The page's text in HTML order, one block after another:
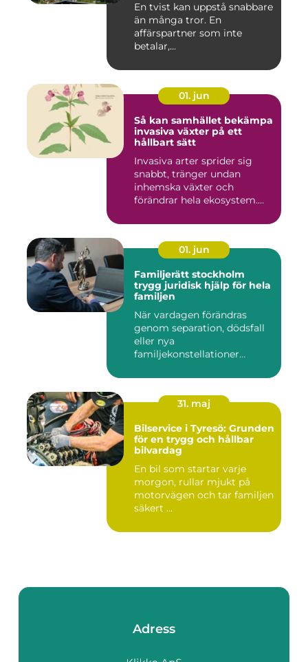
En tvist kan uppstå snabbare
än många tror. En
affärspartner som inte
betalar,...
01. jun
Så kan samhället bekämpa
invasiva växter på ett
hållbart sätt
Invasiva arter sprider sig
snabbt, tränger undan
inhemska växter och
förändrar hela ekosystem.
01. jun
Familjerätt stockholm
trygg juridisk hjälp för hela
familjen
När vardagen förändras
genom separation, dödsfall
eller nya
familjekonstellationer
31. maj
Bilservice i Tyresö: Grunden
för en trygg och hållbar
bilvardag
En bil som startar varje
morgon, rullar mjukt på
motorvägen och tar familjen
säkert ...
Adress